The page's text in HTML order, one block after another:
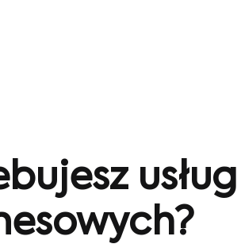
usług